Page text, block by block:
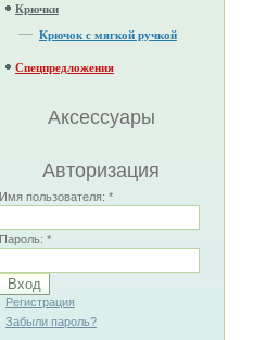
Крючки
Крючок с мягкой ручкой
Спецпредложения
Аксессуары
Авторизация
Имя пользователя:*
Пароль:*
Регистрация
Забыли пароль?